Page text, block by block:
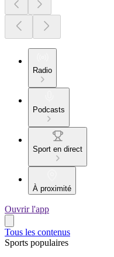
Radio
Podcasts
Sport en direct
À proximité
Ouvrir l'app
Tous les contenus
Sports populaires